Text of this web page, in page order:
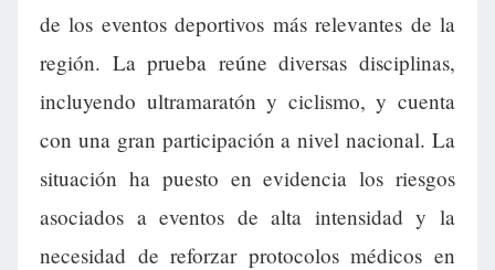
de los eventos deportivos más relevantes de la
región. La prueba reúne diversas disciplinas,
incluyendo ultramaratón y ciclismo, y cuenta
con una gran participación a nivel nacional. La
situación ha puesto en evidencia los riesgos
asociados a eventos de alta intensidad y la
necesidad de reforzar protocolos médicos en